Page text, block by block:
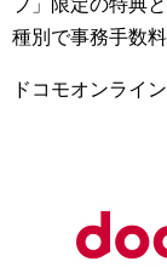
プ」限定の特典
種別で事務手数
ドコモオンライ